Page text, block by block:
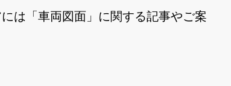
は「車両図面」に関する記事やご案